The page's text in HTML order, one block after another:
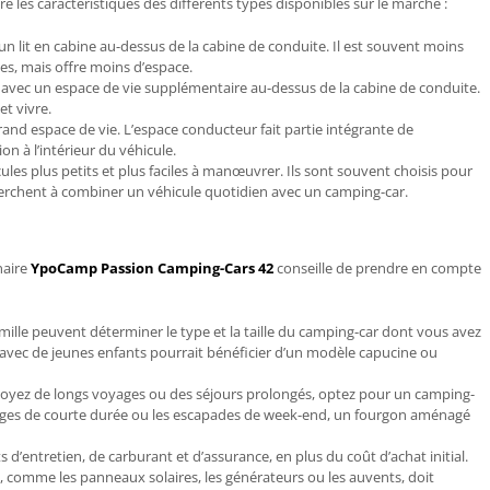
lit en cabine au-dessus de la cabine de conduite. Il est souvent moins
mais offre moins d’espace.
un espace de vie supplémentaire au-dessus de la cabine de conduite.
vivre.
espace de vie. L’espace conducteur fait partie intégrante de
à l’intérieur du véhicule.
plus petits et plus faciles à manœuvrer. Ils sont souvent choisis pour
à combiner un véhicule quotidien avec un camping-car.
YpoCamp Passion Camping-Cars 42conseille de prendre en compte
peuvent déterminer le type et la taille du camping-car dont vous avez
de jeunes enfants pourrait bénéficier d’un modèle capucine ou
de longs voyages ou des séjours prolongés, optez pour un camping-
de courte durée ou les escapades de week-end, un fourgon aménagé
de carburant et d’assurance, en plus du coût d’achat initial.
les panneaux solaires, les générateurs ou les auvents, doit